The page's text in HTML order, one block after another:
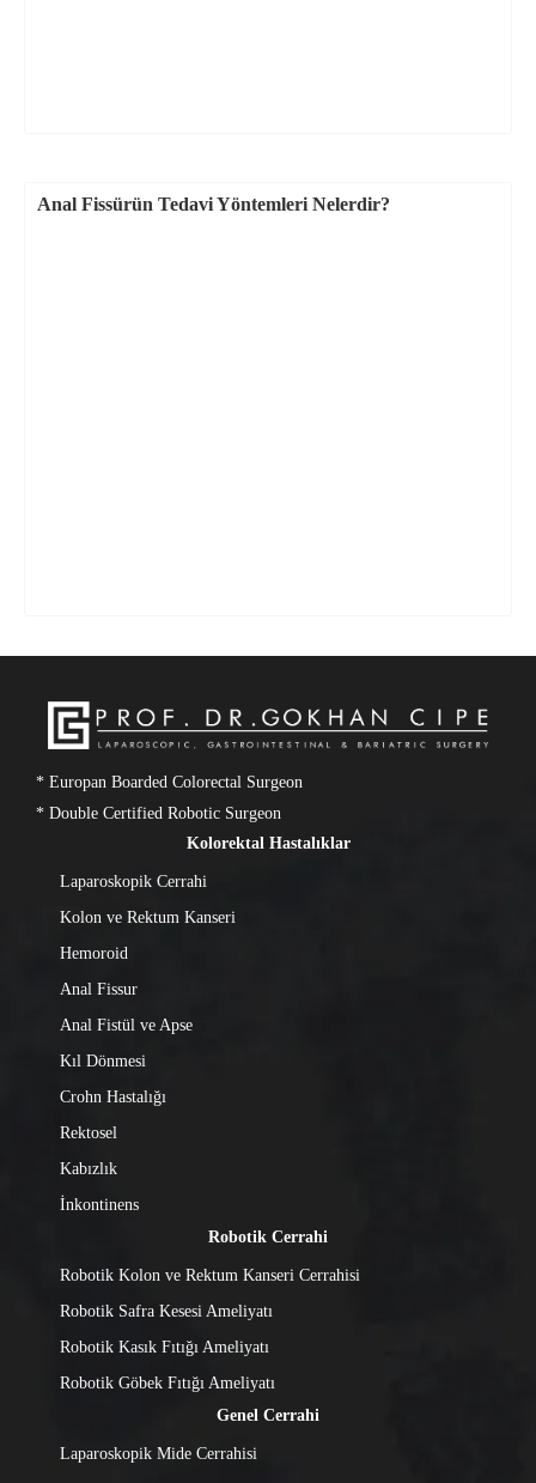
Anal Fissürün Tedavi Yöntemleri Nelerdir?
* Europan Boarded Colorectal Surgeon
* Double Certified Robotic Surgeon
Kolorektal Hastalıklar
Laparoskopik Cerrahi
Kolon ve Rektum Kanseri
Hemoroid
Anal Fissur
Anal Fistül ve Apse
Kıl Dönmesi
Crohn Hastalığı
Rektosel
Kabızlık
İnkontinens
Robotik Cerrahi
Robotik Kolon ve Rektum Kanseri Cerrahisi
Robotik Safra Kesesi Ameliyatı
Robotik Kasık Fıtığı Ameliyatı
Robotik Göbek Fıtığı Ameliyatı
Genel Cerrahi
Laparoskopik Mide Cerrahisi